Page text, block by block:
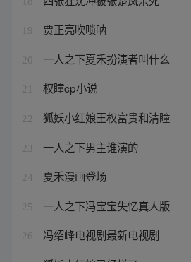
19 贾正亮吹唢呐
20 一人之下夏禾扮演者叫什么
21 权瞳cp小说
22 狐妖小红娘王权富贵和清瞳
23 一人之下男主谁演的
24 夏禾漫画登场
25 一人之下冯宝宝失忆真人版
26 冯绍峰电视剧最新电视剧